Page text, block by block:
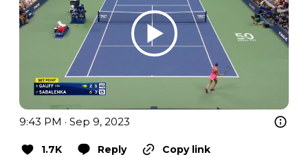
9:43 PM · Sep 9, 2023
1.7K Reply
Copy link